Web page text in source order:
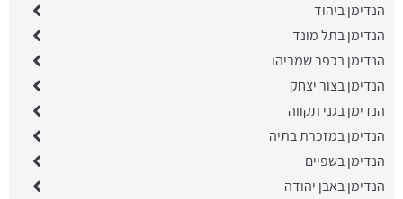
הנדימן ביהוד
הנדימן בתל מונד
הנדימן בכפר שמריהו
הנדימן בצור יצחק
הנדימן בגני תקווה
הנדימן במזכרת בתיה
הנדימן בשפיים
הנדימן באבן יהודה